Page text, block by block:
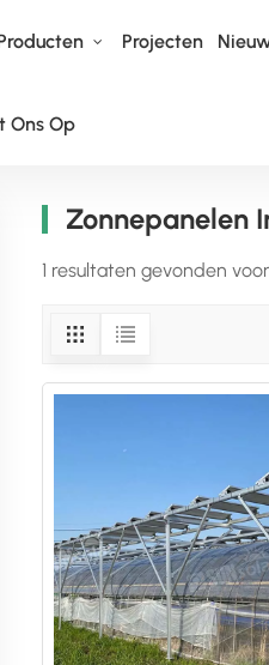
Projecten
Ons Op
Zonnepanelen
1 resultaten gevonden